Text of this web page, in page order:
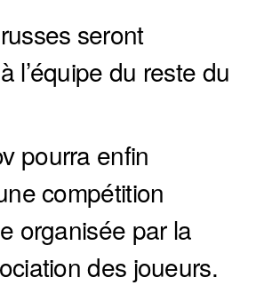
seront
l’équipe du reste du
pourra enfin
compétition
organisée par la
des joueurs.